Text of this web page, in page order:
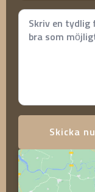
Meddelande
Skicka nu